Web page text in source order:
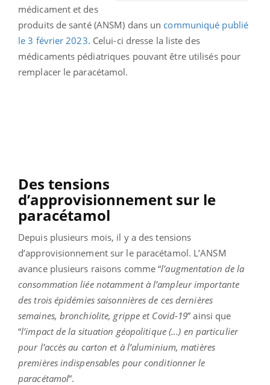
médicament et des
produits de santé (ANSM) dans un communiqué publié
le 3 février 2023. Celui-ci dresse la liste des
médicaments pédiatriques pouvant être utilisés pour
remplacer le paracétamol.
Des tensions
d’approvisionnement sur le
paracétamol
Depuis plusieurs mois, il y a des tensions
d’approvisionnement sur le paracétamol. L’ANSM
avance plusieurs raisons comme “l’augmentation de la
consommation liée notamment à l’ampleur importante
des trois épidémies saisonnières de ces dernières
semaines, bronchiolite, grippe et Covid-19” ainsi que
“l’impact de la situation géopolitique (...) en particulier
pour l’accès au carton et à l’aluminium, matières
premières indispensables pour conditionner le
paracétamol”.